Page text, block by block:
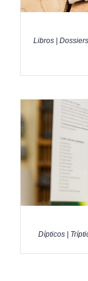
Libros |
Dípticos |